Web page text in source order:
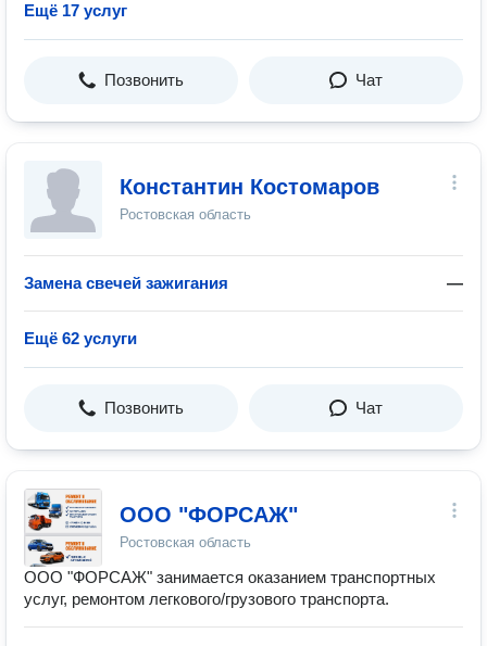
Ещё 17 услуг
Позвонить Чат
Константин Костомаров
Ростовская область
Замена свечей зажигания —
Ещё 62 услуги
Позвонить Чат
ООО "ФОРСАЖ"
Ростовская область
ООО "ФОРСАЖ" занимается оказанием транспортных
услуг, ремонтом легкового/грузового транспорта.